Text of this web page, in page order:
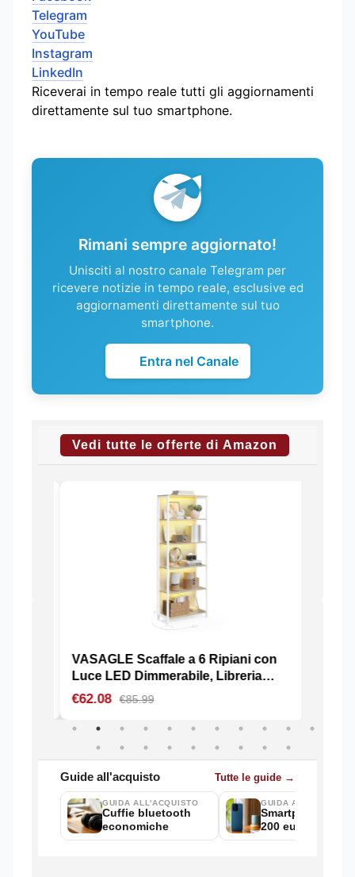
Telegram
YouTube
Instagram
LinkedIn
Riceverai in tempo reale tutti gli aggiornamenti
direttamente sul tuo smartphone.
Rimani sempre aggiornato!
Unisciti al nostro canale Telegram per
ricevere notizie in tempo reale, esclusive ed
aggiornamenti direttamente sul tuo
smartphone.
Entra nel Canale